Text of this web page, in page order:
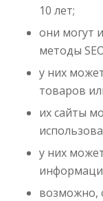
10 лет;
они могут
методы
у них
товаров
их сайты
у них
возможно,